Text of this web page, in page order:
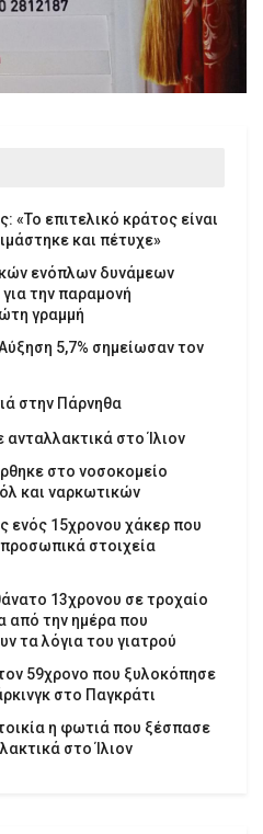
επιτελικό κράτος είναι
και πέτυχε»
ενόπλων δυνάμεων
για την παραμονή
γραμμή
5,7% σημείωσαν τον
στην Πάρνηθα
στο Ίλιον
στο νοσοκομείο
και ναρκωτικών
ενός 15χρονου χάκερ που
στοιχεία
13χρονου σε τροχαίο
από την ημέρα που
τα λόγια του γιατρού
59χρονο που ξυλοκόπησε
στο Παγκράτι
η φωτιά που ξέσπασε
στο Ίλιον